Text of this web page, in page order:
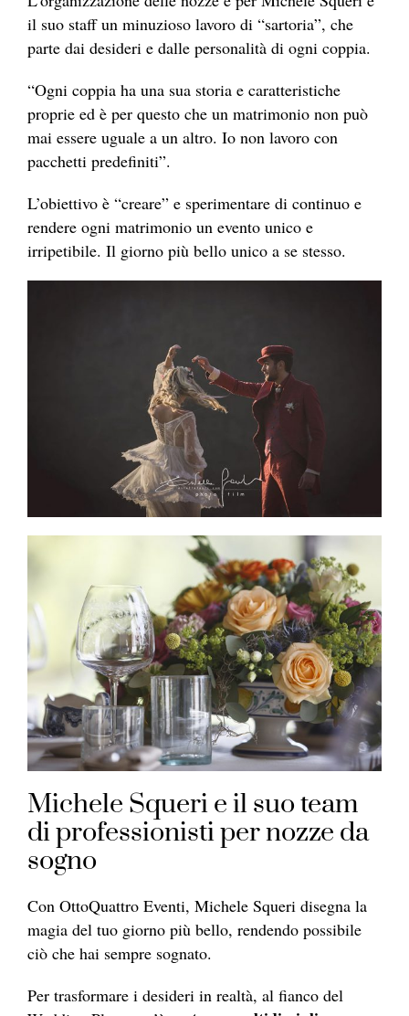
il suo staff un minuzioso lavoro di “sartoria”, che
parte dai desideri e dalle personalità di ogni coppia.
“Ogni coppia ha una sua storia e caratteristiche
proprie ed è per questo che un matrimonio non può
mai essere uguale a un altro. Io non lavoro con
pacchetti predefiniti”.
L’obiettivo è “creare” e sperimentare di continuo e
rendere ogni matrimonio un evento unico e
irripetibile. Il giorno più bello unico a se stesso.
Michele Squeri e il suo team
di professionisti per nozze da
sogno
Con OttoQuattro Eventi, Michele Squeri disegna la
magia del tuo giorno più bello, rendendo possibile
ciò che hai sempre sognato.
Per trasformare i desideri in realtà, al fianco del